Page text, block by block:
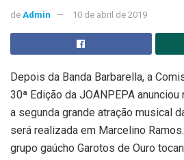
de Admin 10 de abril de 2019
Depois da Banda Barbarella, a
30ª Edição da JOANPEPA
a segunda grande atração musical
será realizada em Marcelino
grupo gaúcho Garotos de Ouro